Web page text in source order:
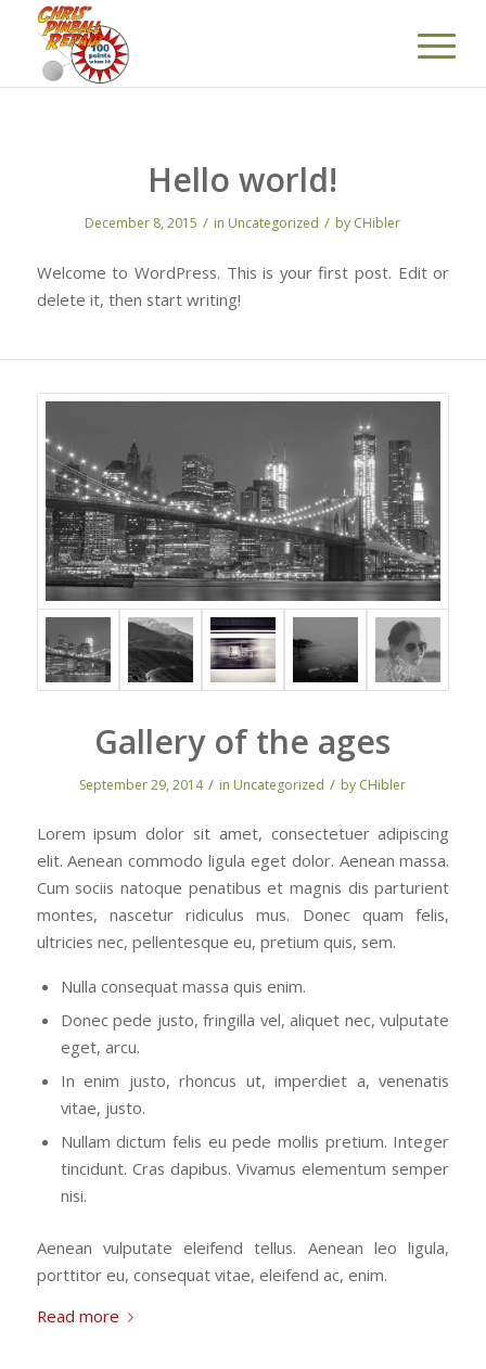
Hello world!
December 8, 2015 / in Uncategorized / by CHibler
Welcome to WordPress. This is your first post. Edit or
delete it, then start writing!
Gallery of the ages
September 29, 2014 / in Uncategorized / by CHibler
Lorem ipsum dolor sit amet, consectetuer adipiscing
elit. Aenean commodo ligula eget dolor. Aenean massa.
Cum sociis natoque penatibus et magnis dis parturient
montes, nascetur ridiculus mus. Donec quam felis,
ultricies nec, pellentesque eu, pretium quis, sem.
Nulla consequat massa quis enim.
Donec pede justo, fringilla vel, aliquet nec, vulputate
eget, arcu.
In enim justo, rhoncus ut, imperdiet a, venenatis
vitae, justo.
Nullam dictum felis eu pede mollis pretium. Integer
tincidunt. Cras dapibus. Vivamus elementum semper
nisi.
Aenean vulputate eleifend tellus. Aenean leo ligula,
porttitor eu, consequat vitae, eleifend ac, enim.
Read more